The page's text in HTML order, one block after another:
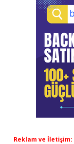
Reklam ve İletişim: